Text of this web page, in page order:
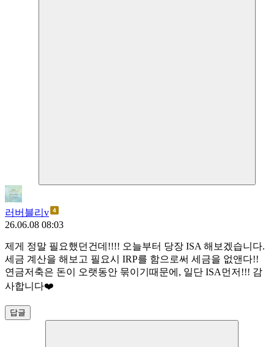
러버블리v
26.06.08 08:03
제게 정말 필요했던건데!!!! 오늘부터 당장 ISA 해보겠습니다.
세금 계산을 해보고 필요시 IRP를 함으로써 세금을 없앤다!!
연금저축은 돈이 오랫동안 묶이기때문에, 일단 ISA먼저!!! 감
사합니다❤️
답글